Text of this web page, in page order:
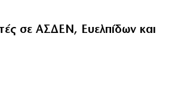
σε ΑΣΔΕΝ, Ευελπίδων και